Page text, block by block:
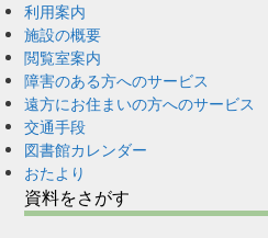
利用案内
施設の概要
閲覧室案内
障害のある方へのサービス
遠方にお住まいの方へのサービス
交通手段
図書館カレンダー
おたより
資料をさがす